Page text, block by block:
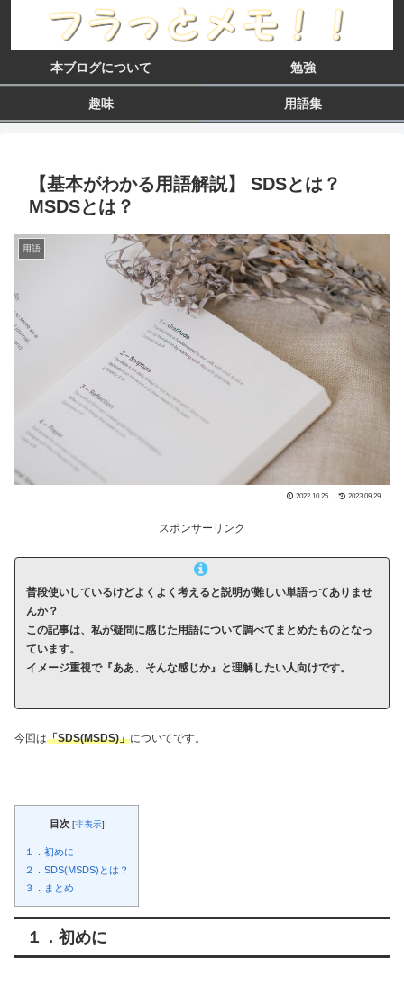
本ブログについて 勉強
趣味 用語集
【基本がわかる用語解説】 SDSとは？
MSDSとは？
用語
2022.10.25 2023.09.29
スポンサーリンク
普段使いしているけどよくよく考えると説明が難しい単語ってありませ
んか？
この記事は、私が疑問に感じた用語について調べてまとめたものとなっ
ています。
イメージ重視で『ああ、そんな感じか』と理解したい人向けです。
今回は「SDS(MSDS)」についてです。
目次 [非表示]
１．初めに
２．SDS(MSDS)とは？
３．まとめ
１．初めに